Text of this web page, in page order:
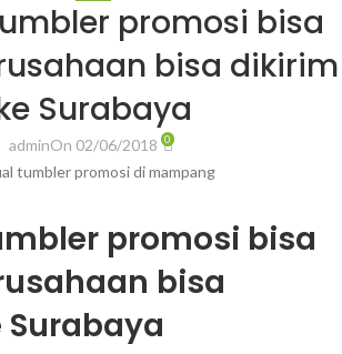
promosi bisa
bisa dikirim
Surabaya
adminOn 02/06/2018 0
promosi bisa
bisa